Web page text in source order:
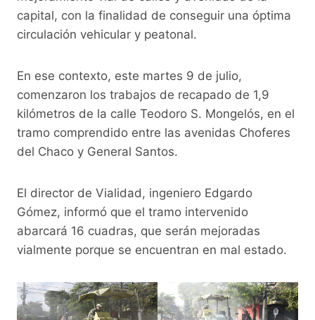
e
b
o
k
er s
A
p
y
Li
k
gr
a
capital, con la finalidad de conseguir una óptima
circulación vehicular y peatonal.
En ese contexto, este martes 9 de julio,
comenzaron los trabajos de recapado de 1,9
kilómetros de la calle Teodoro S. Mongelós, en el
tramo comprendido entre las avenidas Choferes
del Chaco y General Santos.
El director de Vialidad, ingeniero Edgardo
Gómez, informó que el tramo intervenido
abarcará 16 cuadras, que serán mejoradas
vialmente porque se encuentran en mal estado.